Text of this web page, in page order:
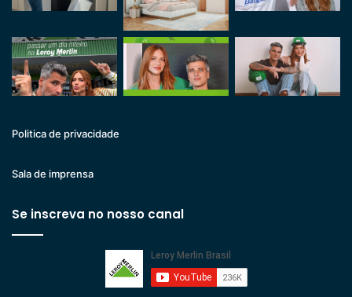
Politica de privacidade
Sala de imprensa
Se inscreva no nosso canal